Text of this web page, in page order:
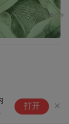
“
打开